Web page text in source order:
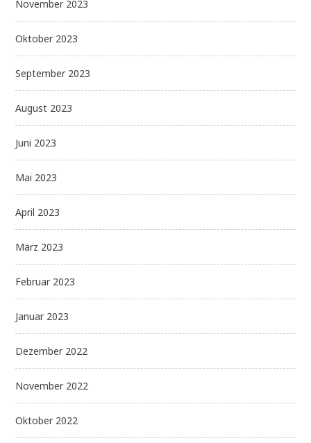
November 2023
Oktober 2023
September 2023
August 2023
Juni 2023
Mai 2023
April 2023
März 2023
Februar 2023
Januar 2023
Dezember 2022
November 2022
Oktober 2022